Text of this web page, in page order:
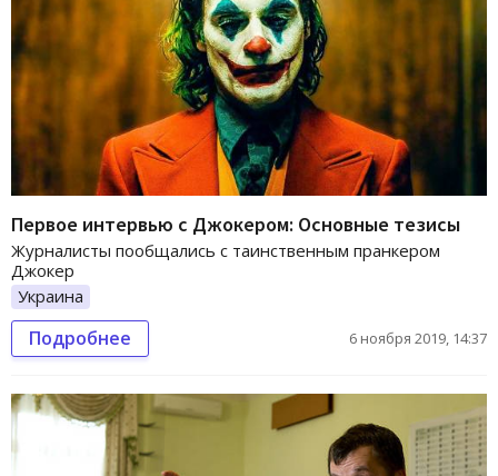
Первое интервью с Джокером: Основные тезисы
Журналисты пообщались с таинственным пранкером
Джокер
Украина
Подробнее 6 ноября 2019, 14:37